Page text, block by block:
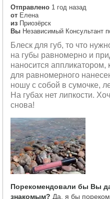
Отправлено 1 год назад
от Елена
из Приозёрск
Вы Независимый Консультант
Блеск для губ, то что
на губы равномерно и
наносится
для равномерного
ношу с собой в сумочке,
На губах нет липкости.
снова!
Порекомендовали бы Вы
знакомым? Да, я бы